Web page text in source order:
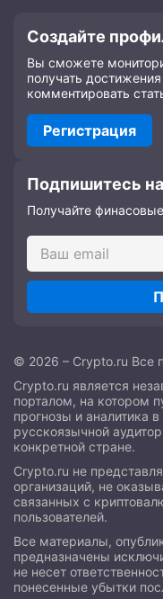
Создайте
Вы сможете
получать
комментировать
Регистрация
Подпишитесь
Получайте
© 2026 – Crypto.ru Все
Crypto.ru является
порталом, на котором
прогнозы и аналитика
русскоязычной
конкретной стране.
Crypto.ru не
организаций, не
связанных с
пользователей.
Все материалы,
предназначены
не несет
понесенные убытки